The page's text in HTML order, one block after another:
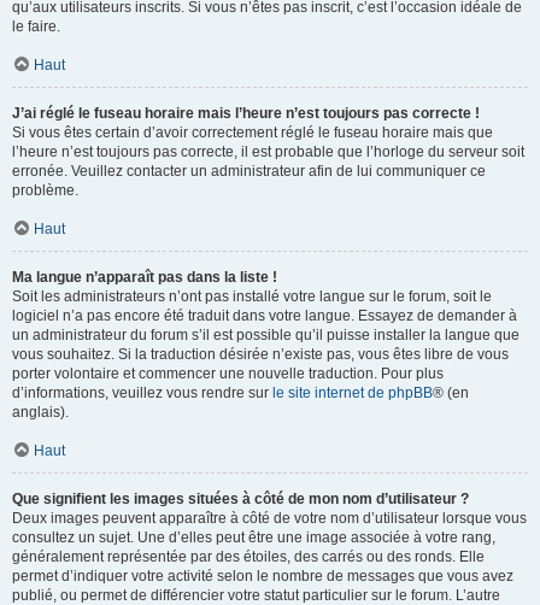
qu’aux utilisateurs inscrits. Si vous n’êtes pas inscrit, c’est l’occasion idéale de
le faire.
Haut
J’ai réglé le fuseau horaire mais l’heure n’est toujours pas correcte !
Si vous êtes certain d’avoir correctement réglé le fuseau horaire mais que
l’heure n’est toujours pas correcte, il est probable que l’horloge du serveur soit
erronée. Veuillez contacter un administrateur afin de lui communiquer ce
problème.
Haut
Ma langue n’apparaît pas dans la liste !
Soit les administrateurs n’ont pas installé votre langue sur le forum, soit le
logiciel n’a pas encore été traduit dans votre langue. Essayez de demander à
un administrateur du forum s’il est possible qu’il puisse installer la langue que
vous souhaitez. Si la traduction désirée n’existe pas, vous êtes libre de vous
porter volontaire et commencer une nouvelle traduction. Pour plus
d’informations, veuillez vous rendre sur le site internet de phpBB® (en
anglais).
Haut
Que signifient les images situées à côté de mon nom d’utilisateur ?
Deux images peuvent apparaître à côté de votre nom d’utilisateur lorsque vous
consultez un sujet. Une d’elles peut être une image associée à votre rang,
généralement représentée par des étoiles, des carrés ou des ronds. Elle
permet d’indiquer votre activité selon le nombre de messages que vous avez
publié, ou permet de différencier votre statut particulier sur le forum. L’autre